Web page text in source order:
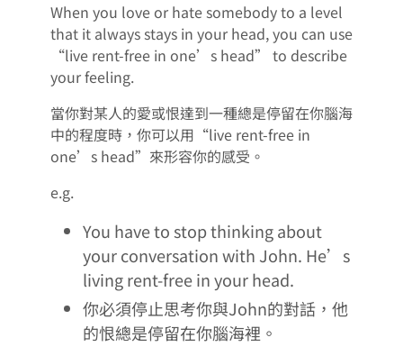
When you love or hate somebody to a level
that it always stays in your head, you can use
“live rent-free in one’s head” to describe
your feeling.
當你對某人的愛或恨達到一種總是停留在你腦海
中的程度時，你可以用“live rent-free in
one’s head”來形容你的感受。
e.g.
You have to stop thinking about
your conversation with John. He’s
living rent-free in your head.
你必須停止思考你與John的對話，他
的恨總是停留在你腦海裡。